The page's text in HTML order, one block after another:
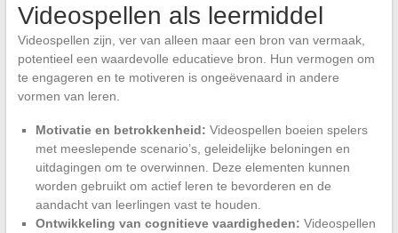
Videospellen als leermiddel
Videospellen zijn, ver van alleen maar een bron van vermaak,
potentieel een waardevolle educatieve bron. Hun vermogen om
te engageren en te motiveren is ongeëvenaard in andere
vormen van leren.
Motivatie en betrokkenheid: Videospellen boeien spelers
met meeslepende scenario’s, geleidelijke beloningen en
uitdagingen om te overwinnen. Deze elementen kunnen
worden gebruikt om actief leren te bevorderen en de
aandacht van leerlingen vast te houden.
Ontwikkeling van cognitieve vaardigheden: Videospellen